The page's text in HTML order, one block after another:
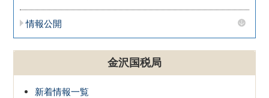
情報公開
金沢国税局
新着情報一覧